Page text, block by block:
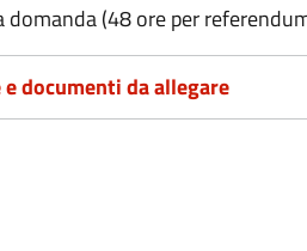
domanda (48 ore per
documenti da allegare